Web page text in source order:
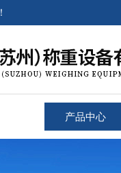
产品中心